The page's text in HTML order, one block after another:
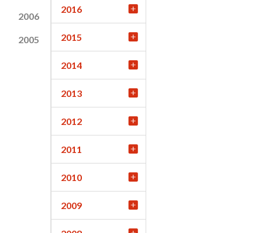
2006
2005
2016
2015
2014
2013
2012
2011
2010
2009